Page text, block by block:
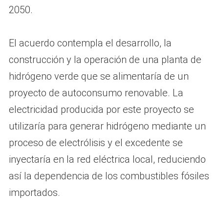
2050.
El acuerdo contempla el desarrollo, la
construcción y la operación de una planta de
hidrógeno verde que se alimentaría de un
proyecto de autoconsumo renovable. La
electricidad producida por este proyecto se
utilizaría para generar hidrógeno mediante un
proceso de electrólisis y el excedente se
inyectaría en la red eléctrica local, reduciendo
así la dependencia de los combustibles fósiles
importados.